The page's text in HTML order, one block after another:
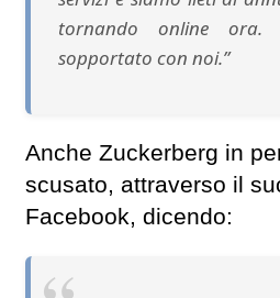
tornando online ora.
sopportato con noi.”
Anche Zuckerberg in
scusato, attraverso il
Facebook, dicendo: